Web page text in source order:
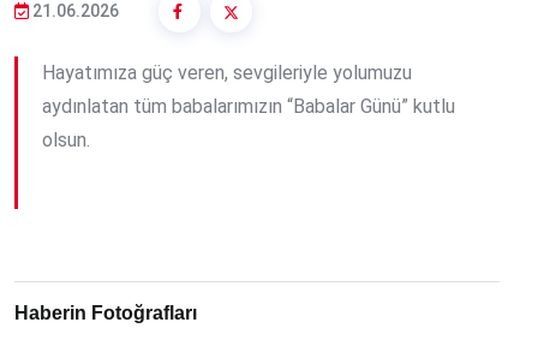
21.06.2026
Hayatımıza güç veren, sevgileriyle yolumuzu
aydınlatan tüm babalarımızın “Babalar Günü” kutlu
olsun.
Haberin Fotoğrafları